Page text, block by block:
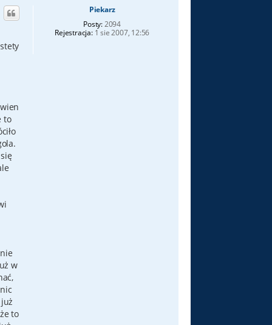
Piekarz
Posty:2094
Rejestracja:1 sie 2007, 12:56
to
w
to